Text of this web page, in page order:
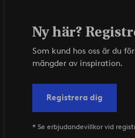
Ny här?
Som kund hos oss är du
mängder av inspiration.
Registrera dig
* Se erbjudandevillkor vid